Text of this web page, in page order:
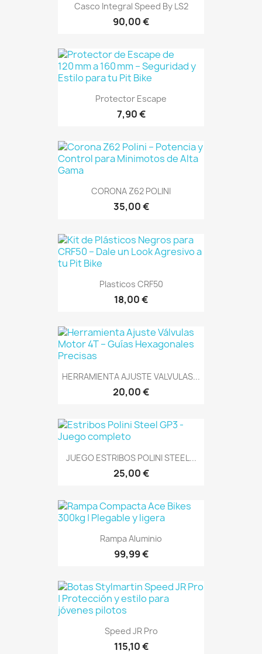
Casco Integral Speed ​​by LS2
90,00 €
Protector Escape
7,90 €
CORONA Z62 POLINI
35,00 €
Plasticos CRF50
18,00 €
HERRAMIENTA AJUSTE VALVULAS...
20,00 €
JUEGO ESTRIBOS POLINI STEEL...
25,00 €
Rampa Aluminio
99,99 €
Speed JR Pro
115,10 €